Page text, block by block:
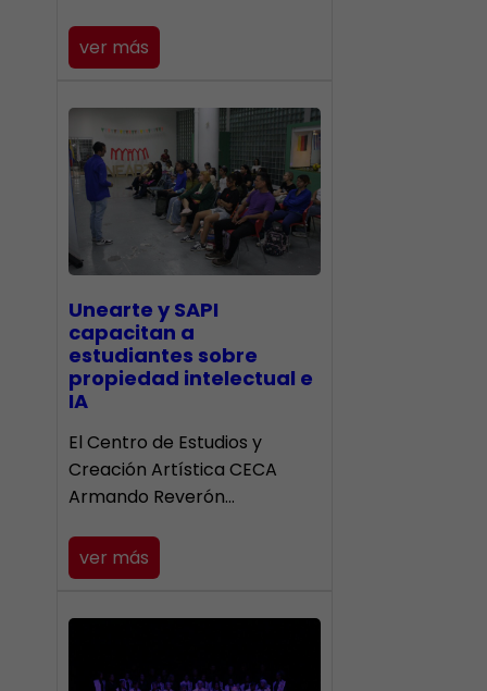
ver más
Unearte y SAPI
capacitan a
estudiantes sobre
propiedad intelectual e
IA
El Centro de Estudios y
Creación Artística CECA
Armando Reverón…
ver más